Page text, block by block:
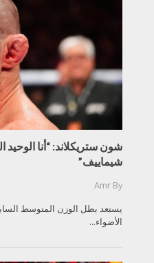
شون ستريكلاند: “أنا
شيماييف”
By
Amr
يستعد بطل الوزن المتوسط
الأضواء...